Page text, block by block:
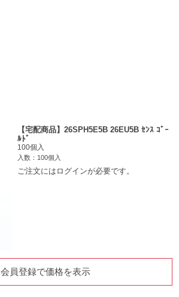
【宅配商品】26SPH5E5B 26EU5B ｾﾝｽ ｺﾞｰ
ﾙﾄﾞ
100個入
入数：100個入
ご注文にはログインが必要です。
会員登録で価格を表示